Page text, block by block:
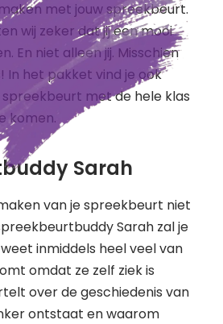
met jouw spreekbeurt.
wij zeker dat jij een mooi
En niet alleen jij. Misschien
In het pakket vind je ook
met de hele klas
komen.
Sarah
van je spreekbeurt niet
Sarah zal je
inmiddels heel veel van
omdat ze zelf ziek is
over de geschiedenis van
ontstaat en waarom